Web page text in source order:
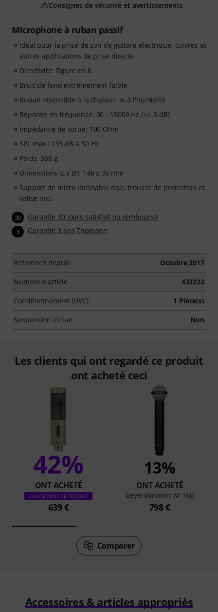
Microphone à ruban passif
Idéal pour la prise de son de guitare électrique, cuivres et
autres applications de prise directe
Directivité: Figure en 8
Bruit de fond extrêmement faible
Ruban insensible à la chaleur, ni à l'humidité
Réponse en fréquence: 30 - 15000 Hz (+/- 3 dB)
Impédance de sortie: 100 Ohm
SPL max.: 135 dB à 50 Hz
Poids: 368 g
Dimensions (L x Ø): 149 x 35 mm
Support de micro inclinable noir, trousse de protection et
valise incl.
30 Garantie 30 jours satisfait ou remboursé
3 Garantie 3 ans Thomann
Référencé depuis Octobre 2017
Numéro d'article 423223
Conditionnement (UVC) 1 Pièce(s)
Suspension inclue Non
Consignes de sécurité et avertissements
Les clients qui ont regardé ce produit
ont acheté ceci
42%
ONT ACHETÉ
EXACTEMENT CE PRODUIT
639 €
13%
ONT ACHETÉ
beyerdynamic M 160
798 €
Comparer
Accessoires & articles appropriés